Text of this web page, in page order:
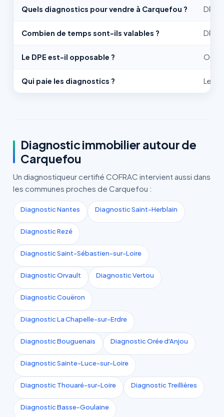
Quels diagnostics pour vendre à Carquefou ? DPE,
Combien de temps sont-ils valables ? DPE
Le DPE est-il opposable ? Oui,
Qui paie les diagnostics ? Le
Diagnostic immobilier autour de
Carquefou
Un diagnostiqueur certifié COFRAC intervient aussi dans
les communes proches de Carquefou :
Diagnostic Nantes Diagnostic Saint-Herblain
Diagnostic Rezé
Diagnostic Saint-Sébastien-sur-Loire
Diagnostic Orvault Diagnostic Vertou
Diagnostic Couëron
Diagnostic La Chapelle-sur-Erdre
Diagnostic Bouguenais Diagnostic Orée d'Anjou
Diagnostic Sainte-Luce-sur-Loire
Diagnostic Thouaré-sur-Loire Diagnostic Treillières
Diagnostic Basse-Goulaine